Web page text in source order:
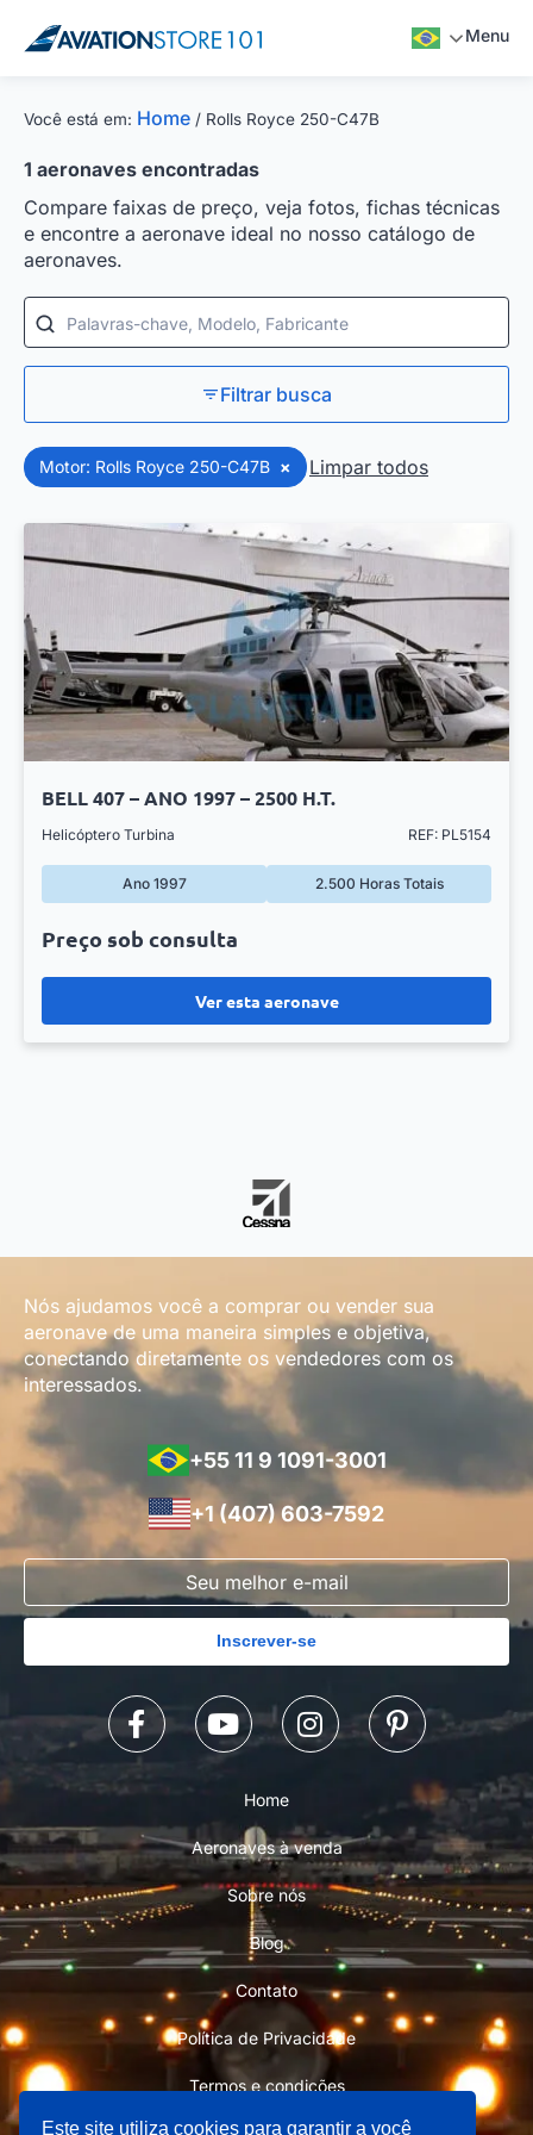
Menu
Você está em: Home / Rolls Royce 250-C47B
1 aeronaves encontradas
Compare faixas de preço, veja fotos, fichas técnicas
e encontre a aeronave ideal no nosso catálogo de
aeronaves.
Palavras-chave, Modelo, Fabricante
Filtrar busca
Motor: Rolls Royce 250-C47B × Limpar todos
BELL 407 – ANO 1997 – 2500 H.T.
Helicóptero Turbina REF: PL5154
Ano 1997 2.500 Horas Totais
Ver esta aeronave
Preço sob consulta
Nós ajudamos você a comprar ou vender sua
aeronave de uma maneira simples e objetiva,
conectando diretamente os vendedores com os
interessados.
+55 11 9 1091-3001
+1 (407) 603-7592
Inscrever-se
Home
Aeronaves à venda
Sobre nós
Blog
Contato
Política de Privacidade
Termos e condições
Este site utiliza cookies para garantir a você